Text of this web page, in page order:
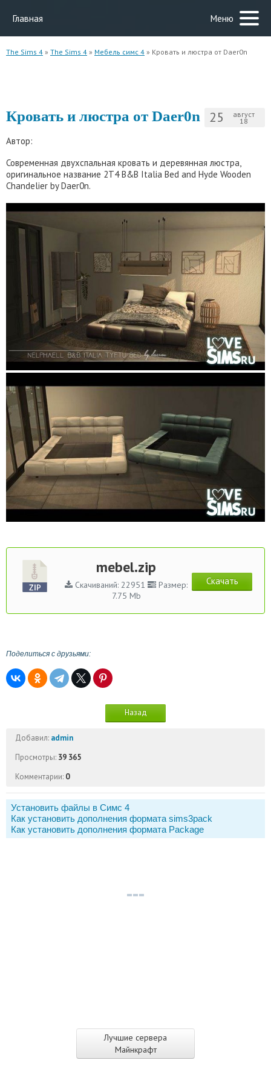
Главная Меню
Лучшие сервера
Майнкрафт
The Sims 4 » The Sims 4 » Мебель симс 4 » Кровать и люстра от Daer0n
25 август
18
Кровать и люстра от Daer0n
Автор:
Современная двухспальная кровать и деревянная люстра,
оригинальное название 2T4 B&B Italia Bed and Hyde Wooden
Chandelier by Daer0n.
mebel.zip
Скачиваний: 22951
Размер:
7.75 Mb
Скачать
Поделиться с друзьями:
Назад
Добавил: admin
Просмотры: 39 365
Комментарии: 0
Установить файлы в Симс 4
Как установить дополнения формата sims3pack
Как установить дополнения формата Package